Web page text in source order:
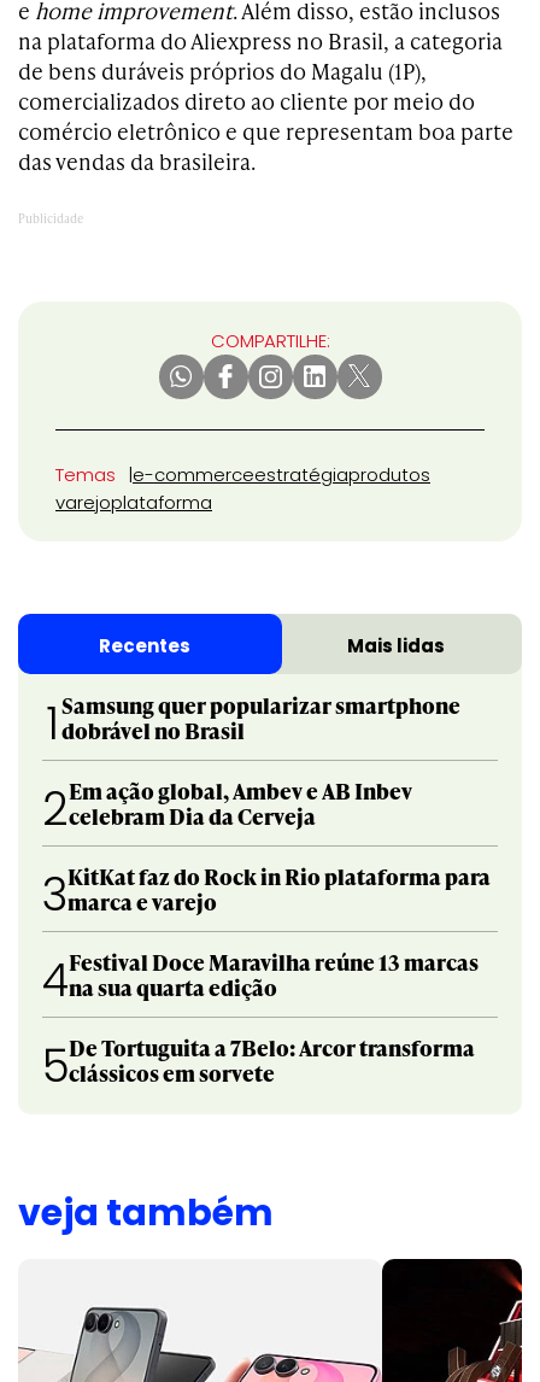
e home improvement. Além disso, estão inclusos
na plataforma do Aliexpress no Brasil, a categoria
de bens duráveis próprios do Magalu (1P),
comercializados direto ao cliente por meio do
comércio eletrônico e que representam boa parte
das vendas da brasileira.
COMPARTILHE:
Temas e-commerceestratégiaprodutos
varejoplataforma
Recentes Mais lidas
1 Samsung quer popularizar smartphone
dobrável no Brasil
2Em ação global, Ambev e AB Inbev
celebram Dia da Cerveja
3KitKat faz do Rock in Rio plataforma para
marca e varejo
4Festival Doce Maravilha reúne 13 marcas
na sua quarta edição
5De Tortuguita a 7Belo: Arcor transforma
clássicos em sorvete
veja também